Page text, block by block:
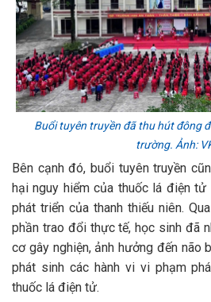
Buổi tuyên truyền đã thu hút đông
trường. Ảnh:
Bên cạnh đó, buổi tuyên truyền
hại nguy hiểm của thuốc lá điện
phát triển của thanh thiếu niên.
phần trao đổi thực tế, học sinh đã
cơ gây nghiện, ảnh hưởng đến não
phát sinh các hành vi vi phạm
thuốc lá điện tử.